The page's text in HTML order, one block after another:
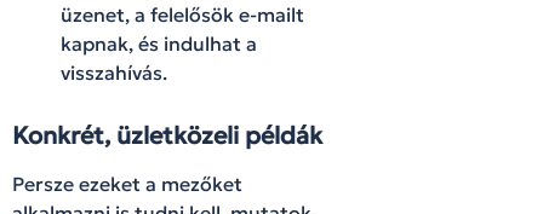
üzenet, a felelősök e-mailt
kapnak, és indulhat a
visszahívás.
Konkrét, üzletközeli példák
Persze ezeket a mezőket